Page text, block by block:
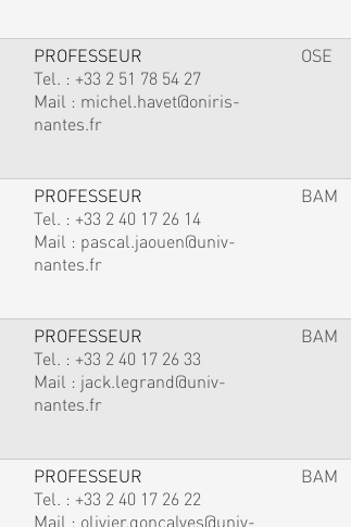
PROFESSEUR
Tel. : +33 2 51 78 54 27
Mail : michel.havet@oniris-
nantes.fr
OSE
PROFESSEUR
Tel. : +33 2 40 17 26 14
Mail : pascal.jaouen@univ-
nantes.fr
BAM
PROFESSEUR
Tel. : +33 2 40 17 26 33
Mail : jack.legrand@univ-
nantes.fr
BAM
PROFESSEUR
Tel. : +33 2 40 17 26 22
Mail : olivier.goncalves@univ-
BAM